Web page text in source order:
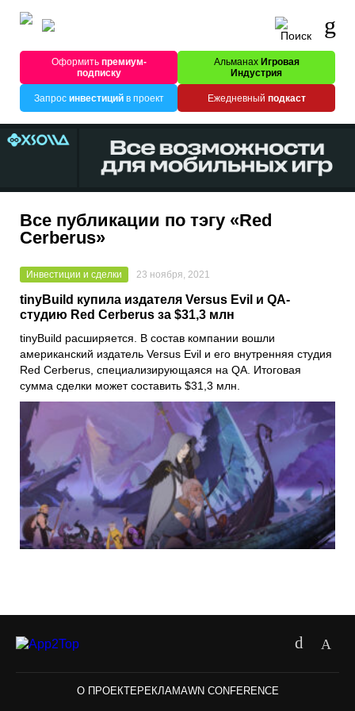
Оформитьпремиум-
подписку
Альманах Игровая
Индустрия
Запрос инвестицийв проект Ежедневный подкаст
Все публикации по тэгу «Red
Cerberus»
Инвестиции и сделки 23 ноября, 2021
tinyBuild купила издателя Versus Evil и QA-
студию Red Cerberus за $31,3 млн
tinyBuild расширяется. В состав компании вошли
американский издатель Versus Evil и его внутренняя студия
Red Cerberus , специализирующаяся на QA. Итоговая
сумма сделки может составить $31,3 млн.
О ПРОЕКТЕРЕКЛАМАWN CONFERENCE